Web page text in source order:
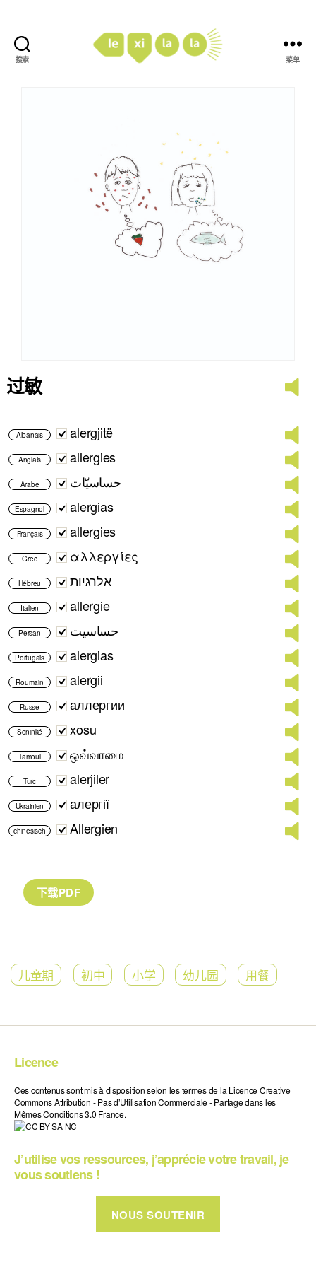
搜索 菜单
过敏
Albanais alergjitë
Anglais allergies
Arabe حساسيّات
Espagnol alergias
Français allergies
Grec αλλεργίες
Hébreu אלרגיות
Italien allergie
Persan حساسیت
Portugais alergias
Roumain alergii
Russe аллергии
Soninké xosu
Tamoul ஒவ்வாமை
Turc alerjiler
Ukrainien алергії
chinesisch Allergien
儿童期 初中 小学 幼儿园 用餐
Licence
Ces contenus sont mis à disposition selon les termes de la Licence Creative
Commons Attribution - Pas d’Utilisation Commerciale - Partage dans les
Mêmes Conditions 3.0 France.
J’utilise vos ressources, j’apprécie votre travail, je
vous soutiens !
NOUS SOUTENIR